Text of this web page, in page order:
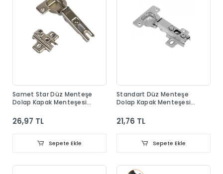
Samet Star Düz Menteşe
Dolap Kapak Menteşesi
26,97 TL
Sepete Ekle
Standart Düz Menteşe
Dolap Kapak Menteşesi
21,76 TL
Sepete Ekle